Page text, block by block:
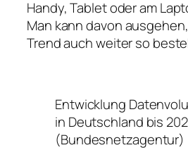
Handy, Tablet oder am
Man kann davon
Trend auch weiter so
Entwicklung
in Deutschland bis
(Bundesnetzagentur)